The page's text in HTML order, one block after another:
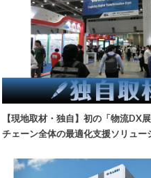
【現地取材・独自】初の「物流DX
チェーン全体の最適化支援ソリュー